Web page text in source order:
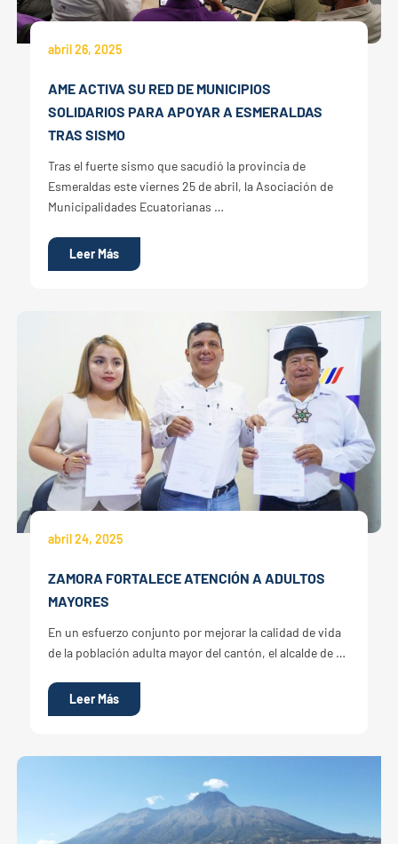
abril 26, 2025
AME ACTIVA SU RED DE MUNICIPIOS
SOLIDARIOS PARA APOYAR A ESMERALDAS
TRAS SISMO
Tras el fuerte sismo que sacudió la provincia de
Esmeraldas este viernes 25 de abril, la Asociación de
Municipalidades Ecuatorianas …
Leer Más
abril 24, 2025
ZAMORA FORTALECE ATENCIÓN A ADULTOS
MAYORES
En un esfuerzo conjunto por mejorar la calidad de vida
de la población adulta mayor del cantón, el alcalde de …
Leer Más